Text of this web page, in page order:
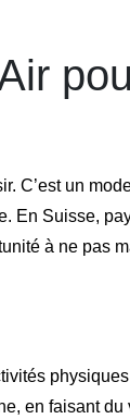
C’est un
En Suisse,
à ne pas
en faisant du